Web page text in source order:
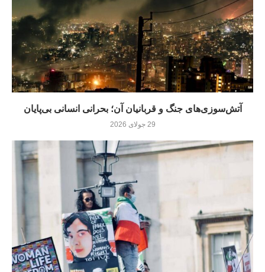
آتش‌سوزی‌های جنگ و قربانیان آن؛ بحرانی انسانی بی‌پایان
29 جولای 2026